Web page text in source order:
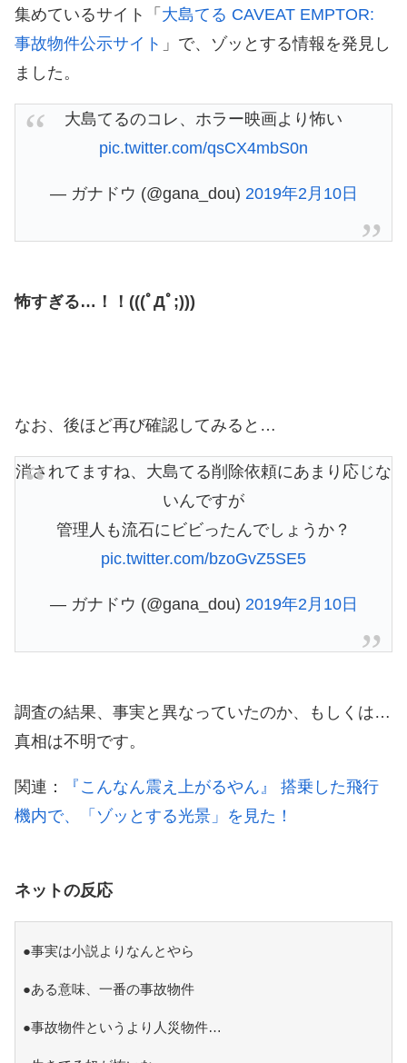
集めているサイト「 大島てる CAVEAT EMPTOR:
事故物件公示サイト 」で、ゾッとする情報を発見し
ました。
大島てるのコレ、ホラー映画より怖い
pic.twitter.com/qsCX4mbS0n
— ガナドウ (@gana_dou) 2019年2月10日
怖すぎる…！！(((ﾟДﾟ;)))
なお、後ほど再び確認してみると…
消されてますね、大島てる削除依頼にあまり応じな
いんですが
管理人も流石にビビったんでしょうか？
pic.twitter.com/bzoGvZ5SE5
— ガナドウ (@gana_dou) 2019年2月10日
調査の結果、事実と異なっていたのか、もしくは…
真相は不明です。
関連：
『こんなん震え上がるやん』 搭乗した飛行
機内で、「ゾッとする光景」を見た！
ネットの反応
●事実は小説よりなんとやら
●ある意味、一番の事故物件
●事故物件というより人災物件…